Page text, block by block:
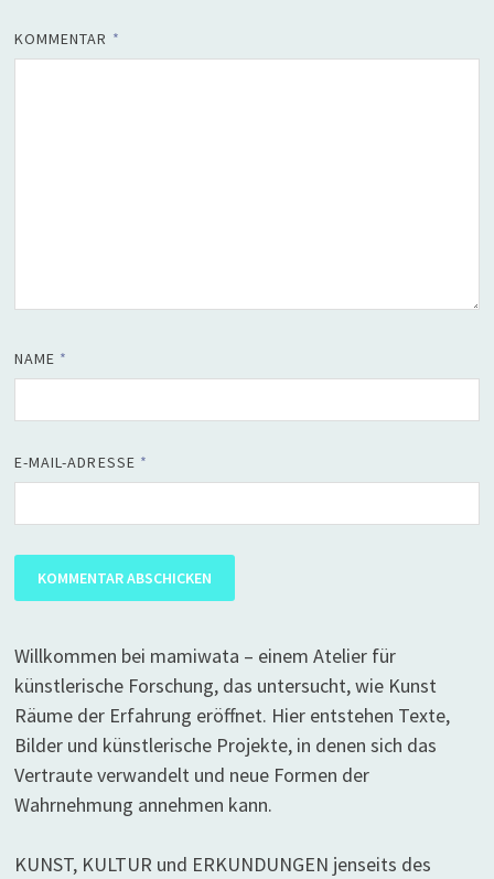
KOMMENTAR *
NAME *
E-MAIL-ADRESSE *
Willkommen bei mamiwata – einem Atelier für
künstlerische Forschung, das untersucht, wie Kunst
Räume der Erfahrung eröffnet. Hier entstehen Texte,
Bilder und künstlerische Projekte, in denen sich das
Vertraute verwandelt und neue Formen der
Wahrnehmung annehmen kann.
KUNST, KULTUR und ERKUNDUNGEN jenseits des